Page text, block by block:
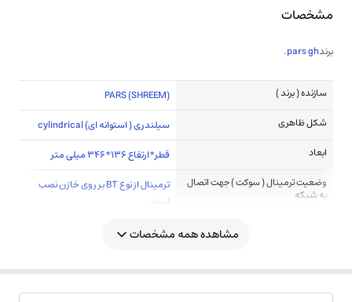
مشخصات
برندpars gh.
سازنده ( برند )
(PARS (SHREEM
شکل ظاهری
سیلندری ( استوانه ای) cylindrical
ابعاد
قطر*ارتفاع 136*346 میلی متر
وضعیت ترمینال ( سوکت ) جهت اتصال
به شبکه
ترمینال از نوع BT بر روی خازن نصب
است
مشاهده همه مشخصات